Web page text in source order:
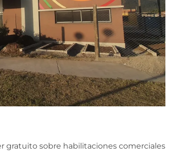
gratuito sobre habilitaciones comerciales